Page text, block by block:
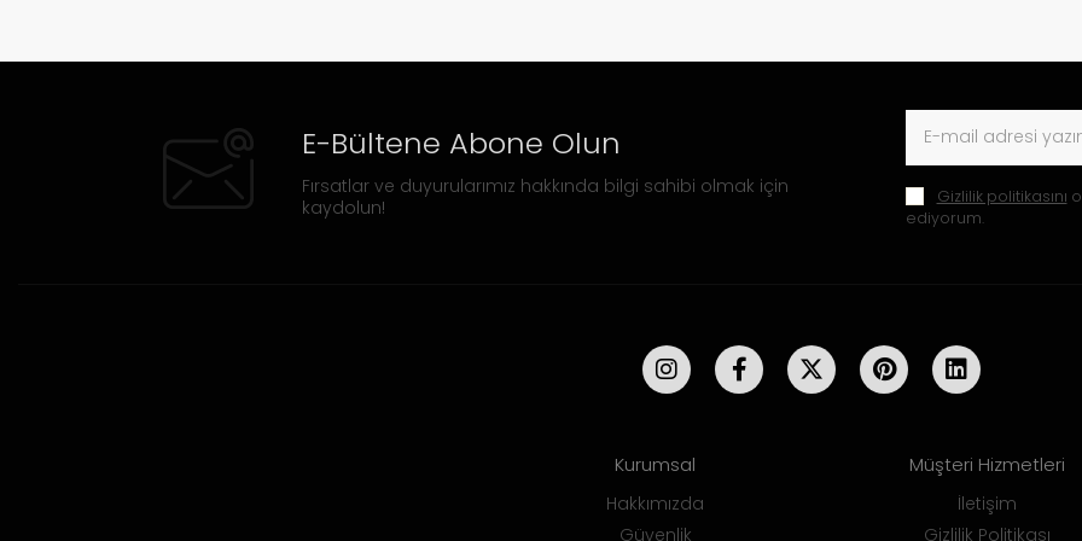
E-Bültene Abone Olun
Fırsatlar ve duyurularımız hakkında bilgi sahibi olmak için
kaydolun!
Gizlilik politikasını
ediyorum.
Kurumsal
Hakkımızda
Güvenlik
Müşteri Hizmetleri
İletişim
Gizlilik Politikası